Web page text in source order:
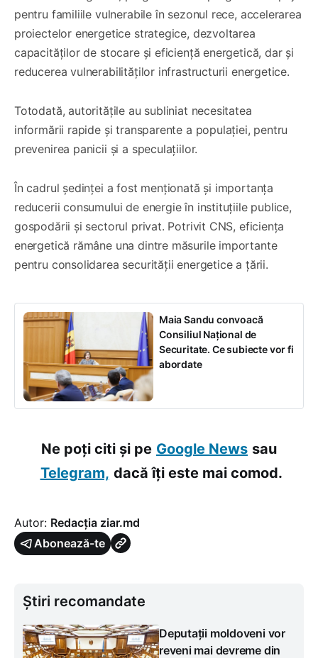
pentru familiile vulnerabile în sezonul rece, accelerarea
proiectelor energetice strategice, dezvoltarea
capacităților de stocare și eficiență energetică, dar și
reducerea vulnerabilităților infrastructurii energetice.
Totodată, autoritățile au subliniat necesitatea
informării rapide și transparente a populației, pentru
prevenirea panicii și a speculațiilor.
În cadrul ședinței a fost menționată și importanța
reducerii consumului de energie în instituțiile publice,
gospodării și sectorul privat. Potrivit CNS, eficiența
energetică rămâne una dintre măsurile importante
pentru consolidarea securității energetice a țării.
Maia Sandu convoacă
Consiliul Național de
Securitate. Ce subiecte vor fi
abordate
Ne poți citi și pe Google News sau
Telegram, dacă îți este mai comod.
Autor: Redacția ziar.md
Abonează-te
Știri recomandate
Deputații moldoveni vor
reveni mai devreme din